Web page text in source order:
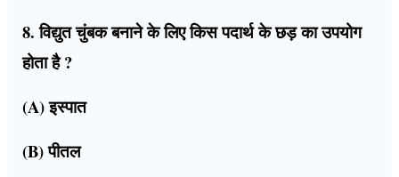
8. विद्युत चुंबक बनाने के लिए किस पदार्थ के छड़ का उपयोग
होता है ?
(A) इस्पात
(B) पीतल